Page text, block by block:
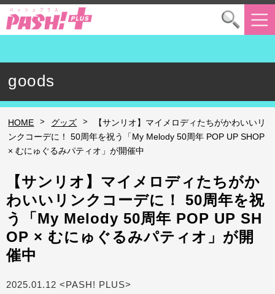
goods
HOME > グッズ >
【サンリオ】マイメロディたちがかわいいリ
ンクコーデに！ 50周年を祝う「My Melody 50周年 POP UP SHOP
× むにゅぐるみパティオ」が開催中
【サンリオ】マイメロディたちがか
わいいリンクコーデに！ 50周年を祝
う「My Melody 50周年 POP UP SH
OP × むにゅぐるみパティオ」が開
催中
2025.01.12 <PASH! PLUS>